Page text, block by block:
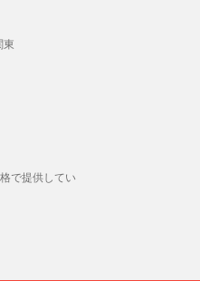
東
で提供してい